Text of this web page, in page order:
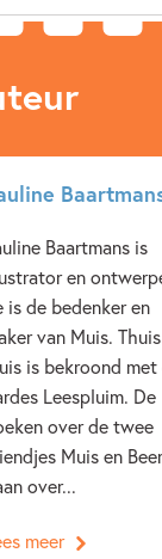
12-08-2026
Feesten & Feestdagen
& leren
Baartmans is
en
is de bedenker en
van Muis.
is bekroond met
Leespluim. De
over de twee
Muis en Beer
over...
meer